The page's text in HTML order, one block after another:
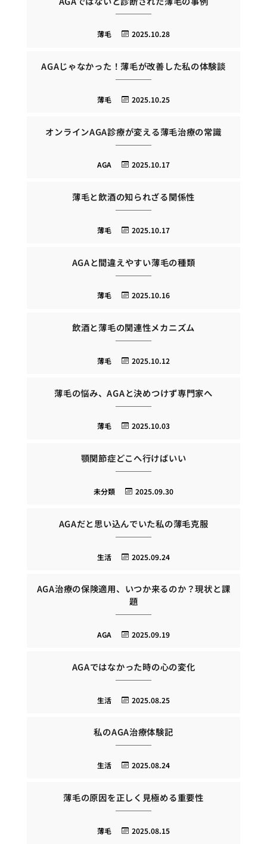
2025.10.28
薄毛
AGAじゃなかった！薄毛が改善した私の体験談
2025.10.25
薄毛
オンラインAGA診療が変える薄毛治療の常識
2025.10.17
AGA
薄毛と飲酒の知られざる関係性
2025.10.17
薄毛
AGAと間違えやすい薄毛の種類
2025.10.16
薄毛
飲酒と薄毛の関連性メカニズム
2025.10.12
薄毛
薄毛の悩み、AGAと決めつけず専門家へ
2025.10.03
薄毛
顎関節症どこへ行けばいい
2025.09.30
未分類
AGAだと思い込んでいた私の薄毛克服
2025.09.24
生活
AGA治療の保険適用、いつか来るのか？現状と課
題
2025.09.19
AGA
AGAではなかった時の心の変化
2025.08.25
生活
私のAGA治療体験記
2025.08.24
生活
薄毛の原因を正しく見極める重要性
2025.08.15
薄毛